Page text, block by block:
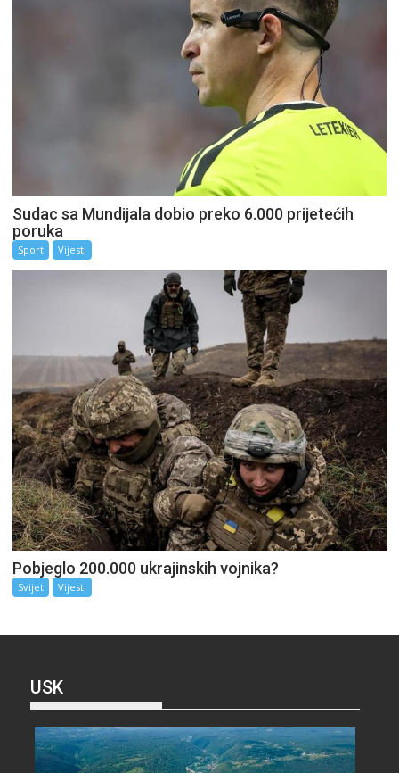
Sudac sa Mundijala dobio preko 6.000 prijetećih
poruka
Sport Vijesti
Pobjeglo 200.000 ukrajinskih vojnika?
Svijet Vijesti
USK